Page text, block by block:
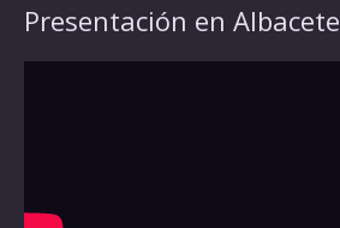
Presentación en Albacete